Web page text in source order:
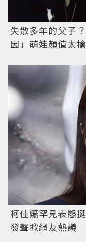
失散多年的父子
因」萌娃顏值太
柯佳嬿罕見表態
發聲掀網友熱議